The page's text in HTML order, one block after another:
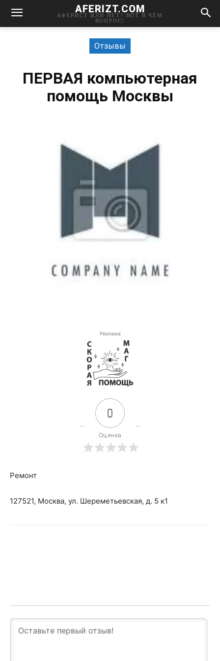
AFERIZT.COM
АФЕРИСТ ИЛИ НЕТ? ВОТ В ЧЕМ
ВОПРОС!
Отзывы
ПЕРВАЯ компьютерная
помощь Москвы
Реклама
0
Оценка
Ремонт
127521, Москва, ул. Шереметьевская, д. 5 к1